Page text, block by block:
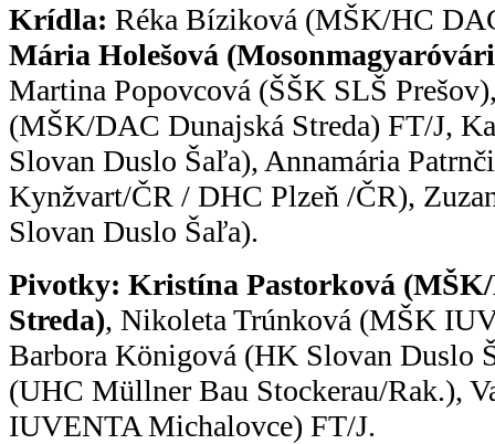
Krídla: Réka Bíziková (MŠK/HC
Mária Holešová
Martina Popovcová (ŠŠK SLŠ
(MŠK/DAC Dunajská Streda) FT/J,
Slovan Duslo Šaľa), Annamária
Kynžvart/ČR / DHC Plzeň /ČR),
Slovan Duslo Šaľa).
Pivotky: Kristína Pastorková
Streda), Nikoleta Trúnková (MŠK
Barbora Königová (HK Slovan Duslo
(UHC Müllner Bau Stockerau/Rak.),
IUVENTA Michalovce) FT/J.